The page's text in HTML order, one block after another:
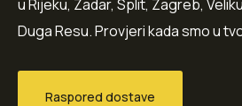
u Rijeku, Zadar, Split, Zagreb,
Duga Resu. Provjeri kada smo u
Raspored dostave